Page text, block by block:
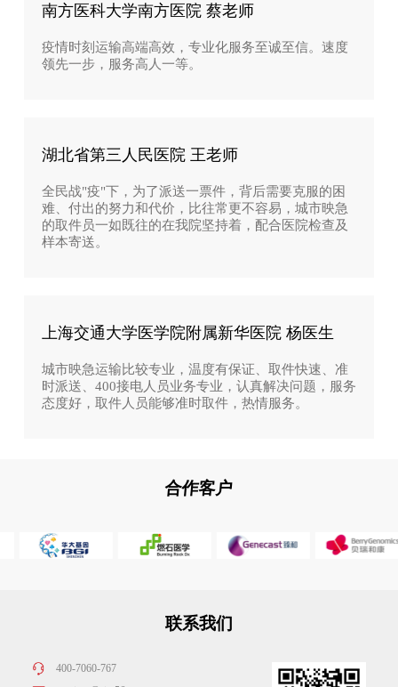
南方医科大学南方医院 蔡老师
疫情时刻运输高端高效，专业化服务至诚至信。速度
领先一步，服务高人一等。
湖北省第三人民医院 王老师
全民战"疫"下，为了派送一票件，背后需要克服的困
难、付出的努力和代价，比往常更不容易，城市映急
的取件员一如既往的在我院坚持着，配合医院检查及
样本寄送。
上海交通大学医学院附属新华医院 杨医生
城市映急运输比较专业，温度有保证、取件快速、准
时派送、400接电人员业务专业，认真解决问题，服务
态度好，取件人员能够准时取件，热情服务。
合作客户
联系我们
400-7060-767